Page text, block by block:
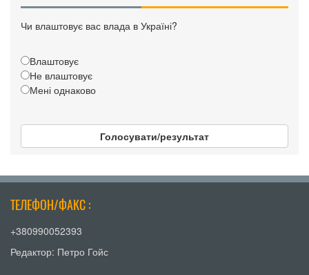
Чи влаштовує вас влада в Україні?
Влаштовує
Не влаштовує
Мені однаково
Голосувати/результат
ТЕЛЕФОН/ФАКС :
+380990052393
Редактор: Петро Гойс